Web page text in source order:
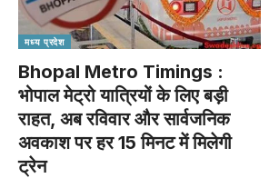
मध्य प्रदेश
Bhopal Metro Timings :
भोपाल मेट्रो यात्रियों के लिए बड़ी
राहत, अब रविवार और सार्वजनिक
अवकाश पर हर 15 मिनट में मिलेगी
ट्रेन